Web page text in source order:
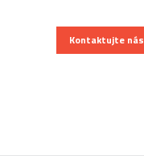
Kontaktujte nás